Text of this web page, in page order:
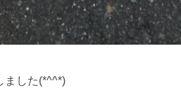
ました(*^^*)